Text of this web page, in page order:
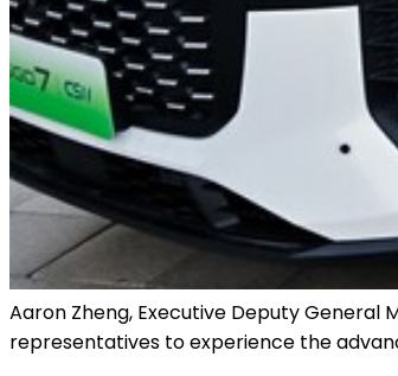
Aaron Zheng, Executive Deputy
representatives to experience the